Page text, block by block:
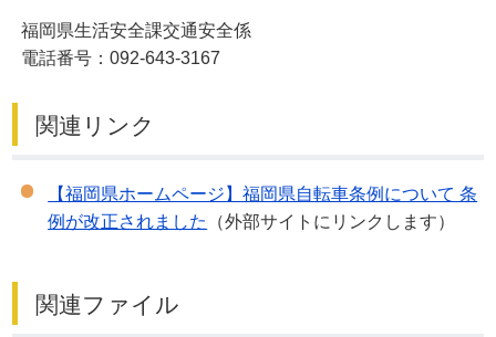
福岡県生活安全課交通安全係
電話番号：092-643-3167
関連リンク
【福岡県ホームページ】福岡県自転車条例について 条
例が改正されました
（外部サイトにリンクします）
関連ファイル